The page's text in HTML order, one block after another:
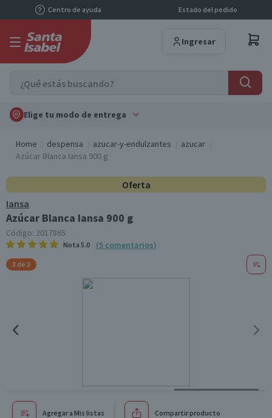
Centro de ayuda Estado del pedido
Ingresar
Elige tu modo de entrega
Home despensa azucar-y-endulzantes
azucar
Azúcar Blanca Iansa 900 g
Oferta
Iansa
Azúcar Blanca Iansa 900 g
Código: 2017865
Nota 5.0 (5 comentarios)
3 de 3
Agregar a Mis listas Compartir producto